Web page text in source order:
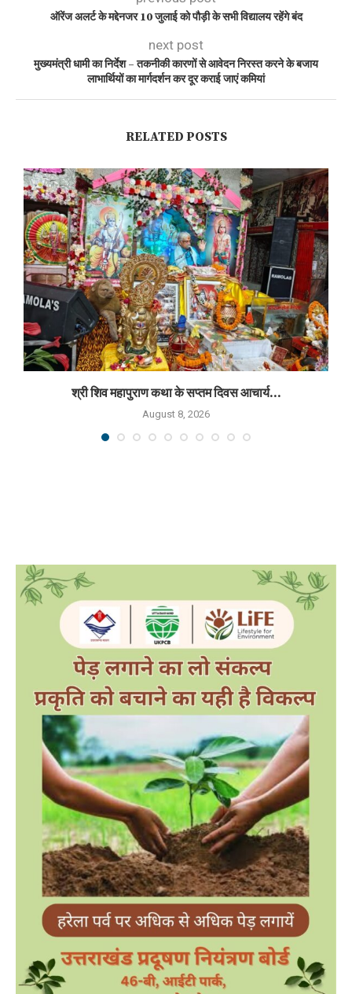
ऑरेंज अलर्ट के मद्देनजर 10 जुलाई को पौड़ी के सभी विद्यालय रहेंगे बंद
next post
मुख्यमंत्री धामी का निर्देश – तकनीकी कारणों से आवेदन निरस्त करने के बजाय
लाभार्थियों का मार्गदर्शन कर दूर कराई जाएं कमियां
RELATED POSTS
श्री शिव महापुराण कथा के सप्तम दिवस आचार्य...
August 8, 2026